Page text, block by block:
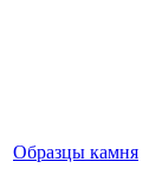
Образцы камня